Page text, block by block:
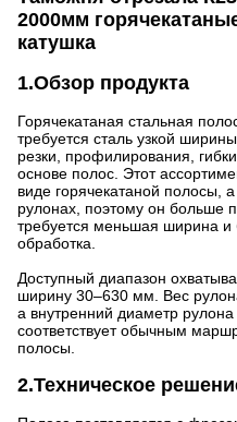
2000мм
катушка
1.Обзор продукта
Горячекатаная стальная
требуется сталь узкой
резки, профилирования,
основе полос. Этот
виде горячекатаной полосы,
рулонах, поэтому он больше
требуется меньшая ширина и
обработка.
Доступный диапазон
ширину 30–630 мм. Вес
а внутренний диаметр
соответствует обычным
полосы.
2.Техническое